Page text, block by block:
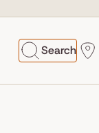
Search